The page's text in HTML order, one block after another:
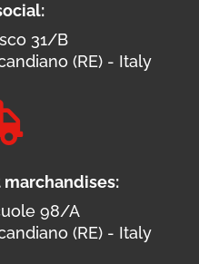
31/B
(RE) - Italy
98/A
(RE) - Italy